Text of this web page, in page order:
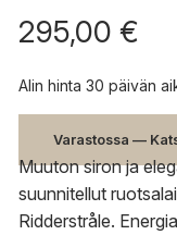
295,00 €
Alin hinta 30 päivän
Varastossa —
Muuton siron ja
suunnitellut
Ridderstråle.